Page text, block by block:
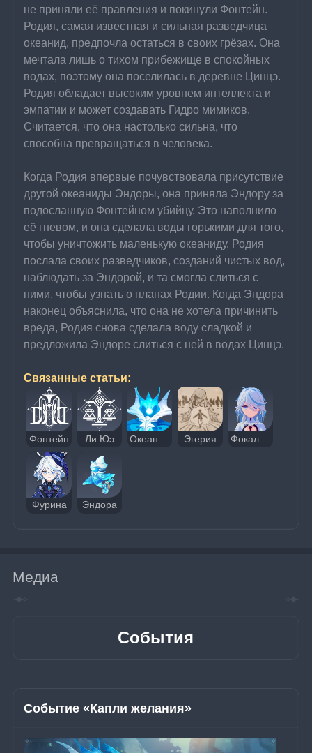
не приняли её правления и покинули Фонтейн.
Родия, самая известная и сильная разведчица
океанид, предпочла остаться в своих грёзах. Она
мечтала лишь о тихом прибежище в спокойных
водах, поэтому она поселилась в деревне Цинцэ.
Родия обладает высоким уровнем интеллекта и
эмпатии и может создавать Гидро мимиков.
Считается, что она настолько сильна, что
способна превращаться в человека.
Когда Родия впервые почувствовала присутствие
другой океаниды Эндоры, она приняла Эндору за
подосланную Фонтейном убийцу. Это наполнило
её гневом, и она сделала воды горькими для того,
чтобы уничтожить маленькую океаниду. Родия
послала своих разведчиков, созданий чистых вод,
наблюдать за Эндорой, и та смогла слиться с
ними, чтобы узнать о планах Родии. Когда Эндора
наконец объяснила, что она не хотела причинить
вреда, Родия снова сделала воду сладкой и
предложила Эндоре слиться с ней в водах Цинцэ.
Связанные статьи:
Фонтейн Ли Юэ Океаниды Эгерия Фокалорс
Фурина Эндора
Медиа
События
Событие «Капли желания»